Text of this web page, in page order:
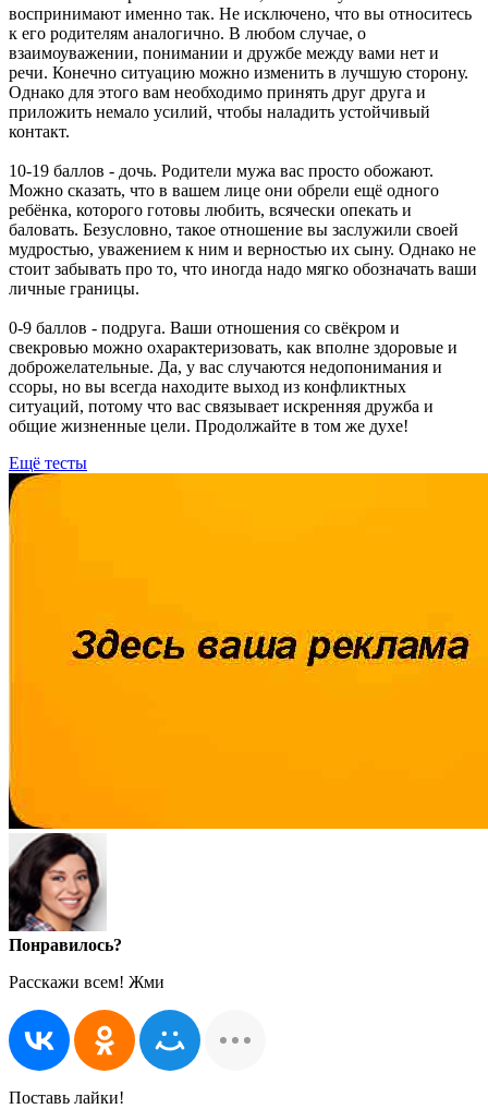
воспринимают именно так. Не исключено, что вы относитесь
к его родителям аналогично. В любом случае, о
взаимоуважении, понимании и дружбе между вами нет и
речи. Конечно ситуацию можно изменить в лучшую сторону.
Однако для этого вам необходимо принять друг друга и
приложить немало усилий, чтобы наладить устойчивый
контакт.
10-19 баллов - дочь. Родители мужа вас просто обожают.
Можно сказать, что в вашем лице они обрели ещё одного
ребёнка, которого готовы любить, всячески опекать и
баловать. Безусловно, такое отношение вы заслужили своей
мудростью, уважением к ним и верностью их сыну. Однако не
стоит забывать про то, что иногда надо мягко обозначать ваши
личные границы.
0-9 баллов - подруга. Ваши отношения со свёкром и
свекровью можно охарактеризовать, как вполне здоровые и
доброжелательные. Да, у вас случаются недопонимания и
ссоры, но вы всегда находите выход из конфликтных
ситуаций, потому что вас связывает искренняя дружба и
общие жизненные цели. Продолжайте в том же духе!
Ещё тесты
Понравилось?
Расскажи всем! Жми
Поставь лайки!